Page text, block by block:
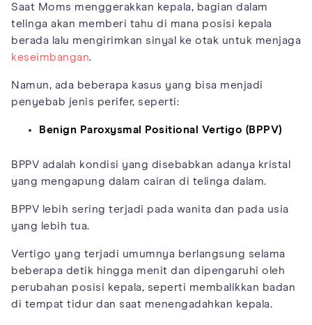
Saat Moms menggerakkan kepala, bagian dalam
telinga akan memberi tahu di mana posisi kepala
berada lalu mengirimkan sinyal ke otak untuk menjaga
keseimbangan.
Namun, ada beberapa kasus yang bisa menjadi
penyebab jenis perifer, seperti:
Benign Paroxysmal Positional Vertigo (BPPV)
BPPV adalah kondisi yang disebabkan adanya kristal
yang mengapung dalam cairan di telinga dalam.
BPPV lebih sering terjadi pada wanita dan pada usia
yang lebih tua.
Vertigo yang terjadi umumnya berlangsung selama
beberapa detik hingga menit dan dipengaruhi oleh
perubahan posisi kepala, seperti membalikkan badan
di tempat tidur dan saat menengadahkan kepala.